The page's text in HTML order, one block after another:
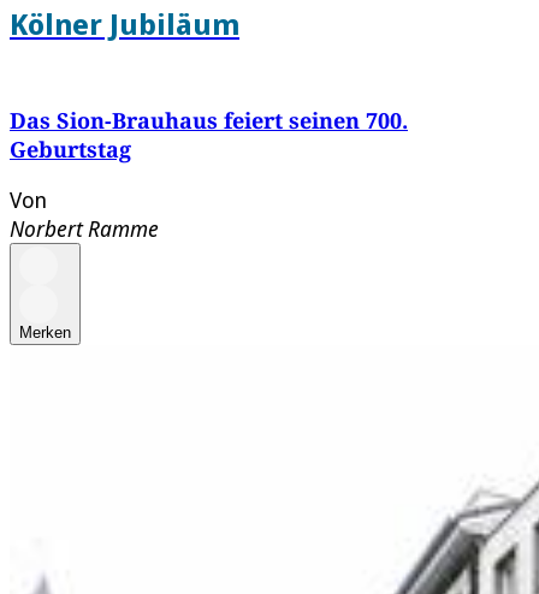
Kölner Jubiläum
Das Sion-Brauhaus feiert seinen 700.
Geburtstag
Von
Norbert Ramme
Merken